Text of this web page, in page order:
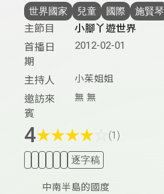
世界國家 兒童 國際 施賢琴
主節目
小腳丫遊世界
首播日
期
2012-02-01
主持人 小茱姐姐
邀訪來
賓
無 無
4★★★★ (1)
逐字稿
中南半島的國度